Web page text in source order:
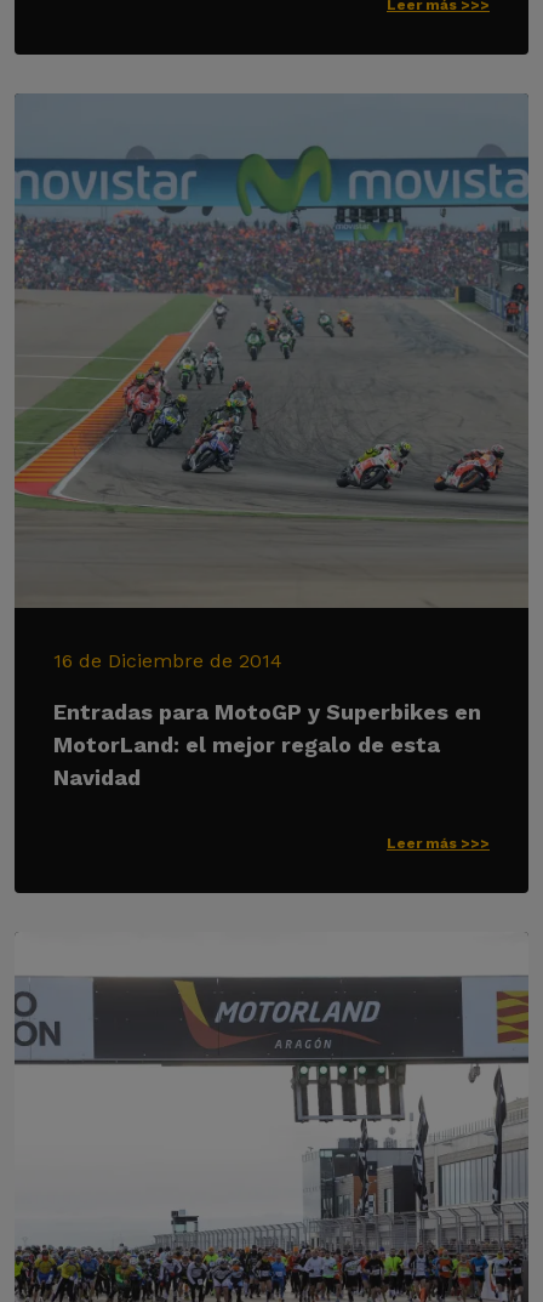
Leer más >>>
16 de Diciembre de 2014
Entradas para MotoGP y Superbikes en
MotorLand: el mejor regalo de esta
Navidad
Leer más >>>